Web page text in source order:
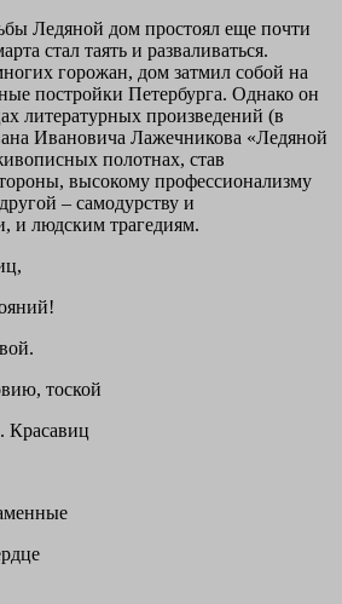
Ледяной дом простоял еще почти
стал таять и разваливаться.
горожан, дом затмил собой на
постройки Петербурга. Однако он
литературных произведений (в
Ивановича Лажечникова «Ледяной
полотнах, став
высокому профессионализму
– самодурству и
и людским трагедиям.
тоской
Красавиц